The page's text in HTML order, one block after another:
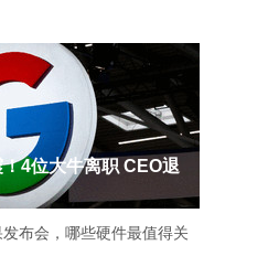
4位大牛离职 CEO退
布会，哪些硬件最值得关